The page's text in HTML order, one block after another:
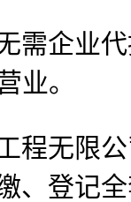
企业代
业。
无限公
登记全